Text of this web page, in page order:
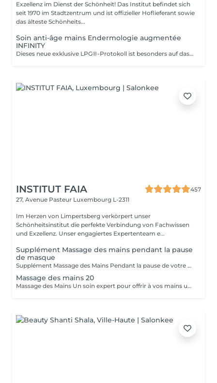
Exzellenz im Dienst der Schönheit! Das Institut befindet sich
seit 1970 im Stadtzentrum und ist offizieller Hoflieferant sowie
das älteste Schönheits...
Soin anti-âge mains Endermologie augmentée
INFINITY
Dieses neue exklusive LPG®-Protokoll ist besonders auf das Wohlbefinden der Verbraucher bedacht und stellt eine Allianz aus Technik dar, die auf der patentierten Technologie des CelluM6 Alliance®-Geräts und der Sensorik für eine sofortige und dauerhafte Wirkung auf den Körper basiert. Und dies dank einer Reihe von Manövern, die sowohl vom Alliance®-Behandlungskopf, dem Auflegen einer Maske als auch von den Händen des Behandlers ausgeführt werden
INSTITUT FAIA
457
27, Avenue Pasteur Luxembourg L-2311
Im Herzen von Limpertsberg verkörpert unser
Schönheitsinstitut die perfekte Verbindung von Fachwissen
und Exzellenz. Unser engagiertes Expertenteam e...
Supplément Massage des mains pendant la pause
de masque
Supplément Massage des Mains Pendant la pause de votre masque, offrez-vous un massage des mains de 15 minutes. Un moment de pure détente qui libère les tensions, nourrit la peau et prolonge le bien-être. Un geste apprécié de nos clientes pour sublimer leur soin visage.
Massage des mains 20
Massage des Mains Un soin expert pour offrir à vos mains une véritable parenthèse de bien-être. Ce massage complet de 30 minutes dénoue les tensions, stimule la circulation et nourrit la peau en profondeur. Grâce à des manuvres enveloppantes et précises, il procure une sensation immédiate de légèreté et de relaxation. Idéal pour soulager les mains sollicitées au quotidien, améliorer la souplesse articulaire et apaiser l'esprit. Un moment de soin et d'attention, réalisé avec expertise, pour des mains douces, détendues et parfaitement ressourcées.